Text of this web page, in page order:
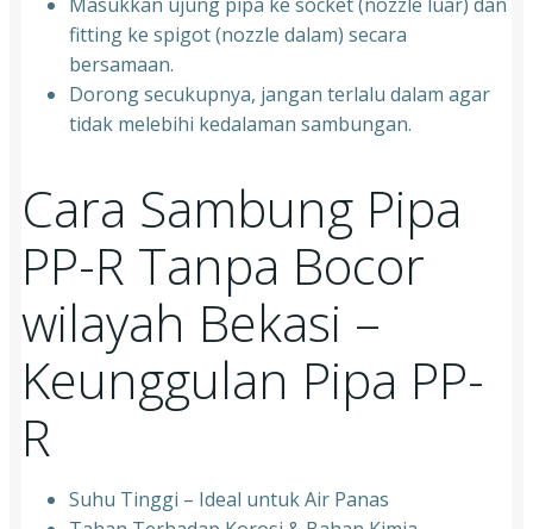
fitting ke spigot (nozzle dalam) secara
bersamaan.
Dorong secukupnya, jangan terlalu dalam agar
tidak melebihi kedalaman sambungan.
Cara Sambung Pipa
PP-R Tanpa Bocor
wilayah Bekasi –
Keunggulan Pipa PP-
R
Suhu Tinggi – Ideal untuk Air Panas